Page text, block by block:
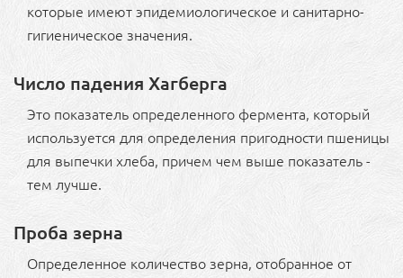
которые имеют эпидемиологическое и санитарно-
гигиеническое значения.
Число падения Хагберга
Это показатель определенного фермента, который
используется для определения пригодности пшеницы
для выпечки хлеба, причем чем выше показатель -
тем лучше.
Проба зерна
Определенное количество зерна, отобранное от